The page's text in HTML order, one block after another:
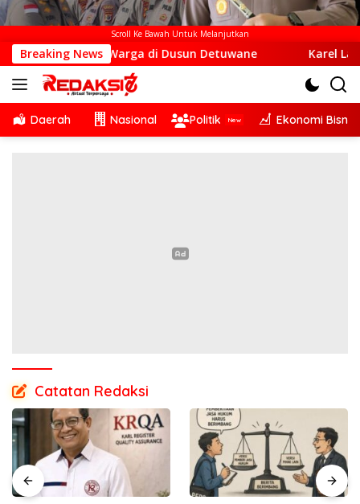
Scroll Ke Bawah Untuk Melanjutkan
Breaking News
Warga di Dusun Detuwane Karel Lanado: Dede
Daerah Nasional Politik Ekonomi Bisnis
Catatan Redaksi